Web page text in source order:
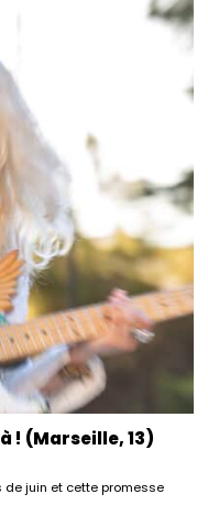
! (Marseille, 13)
de juin et cette promesse